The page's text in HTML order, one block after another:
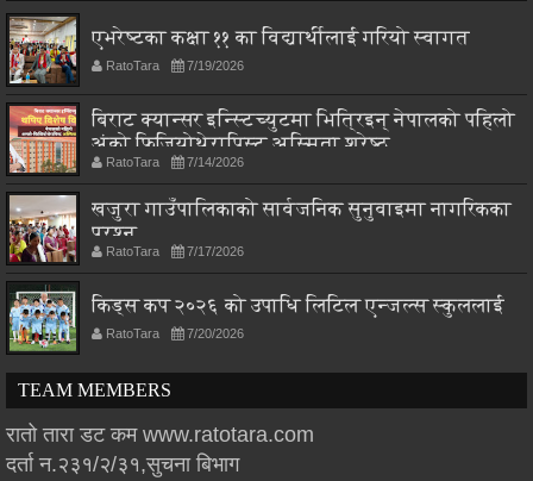
एभरेष्टका कक्षा ११ का विद्यार्थीलाई गरियो स्वागत
RatoTara 7/19/2026
बिराट क्यान्सर इन्स्टिच्युटमा भित्रिइन् नेपालको पहिलो
अंको फिजियोथेरापिस्ट अस्मिता श्रेष्ठ
RatoTara 7/14/2026
खजुरा गाउँपालिकाको सार्वजनिक सुनुवाइमा नागरिकका
प्रश्न
RatoTara 7/17/2026
किड्स कप २०२६ को उपाधि लिटिल एन्जल्स स्कुललाई
RatoTara 7/20/2026
TEAM MEMBERS
रातो तारा डट कम www.ratotara.com
दर्ता न.२३१/२/३१,सुचना बिभाग